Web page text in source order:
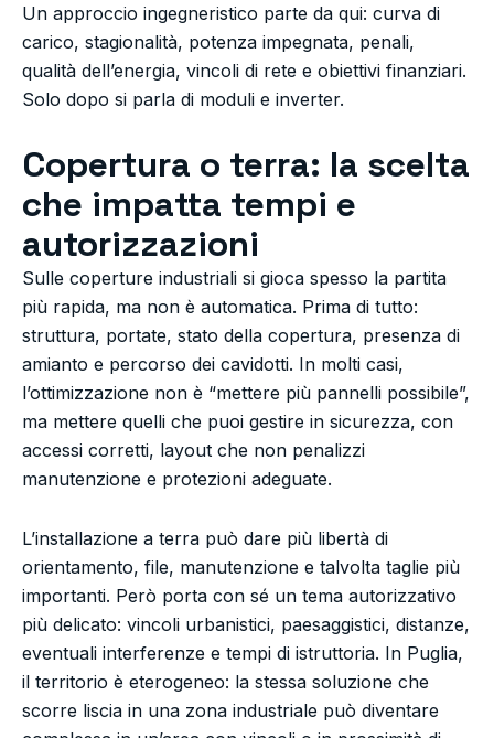
Un approccio ingegneristico parte da qui: curva di
carico, stagionalità, potenza impegnata, penali,
qualità dell’energia, vincoli di rete e obiettivi finanziari.
Solo dopo si parla di moduli e inverter.
Copertura o terra: la scelta
che impatta tempi e
autorizzazioni
Sulle coperture industriali si gioca spesso la partita
più rapida, ma non è automatica. Prima di tutto:
struttura, portate, stato della copertura, presenza di
amianto e percorso dei cavidotti. In molti casi,
l’ottimizzazione non è “mettere più pannelli possibile”,
ma mettere quelli che puoi gestire in sicurezza, con
accessi corretti, layout che non penalizzi
manutenzione e protezioni adeguate.
L’installazione a terra può dare più libertà di
orientamento, file, manutenzione e talvolta taglie più
importanti. Però porta con sé un tema autorizzativo
più delicato: vincoli urbanistici, paesaggistici, distanze,
eventuali interferenze e tempi di istruttoria. In Puglia,
il territorio è eterogeneo: la stessa soluzione che
scorre liscia in una zona industriale può diventare